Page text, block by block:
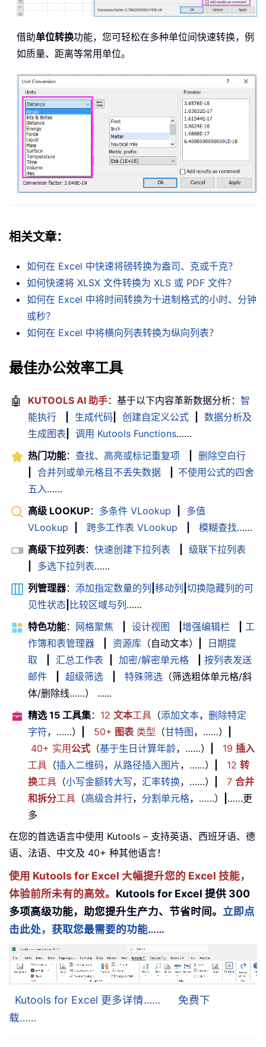
借助单位转换功能，您可轻松在多种单位间快速转换，例
如质量、距离等常用单位。
相关文章：
如何在 Excel 中快速将磅转换为盎司、克或千克？
如何快速将 XLSX 文件转换为 XLS 或 PDF 文件？
如何在 Excel 中将时间转换为十进制格式的小时、分钟
或秒？
如何在 Excel 中将横向列表转换为纵向列表？
最佳办公效率工具
🤖 KUTOOLS AI 助手：基于以下内容革新数据分析： 智
能执行
生成代码 创建自定义公式
数据分析及
生成图表
调用 Kutools Functions……
热门功能： 查找、高亮或标记重复项
删除空白行
合并列或单元格且不丢失数据
不使用公式的四舍
五入……
高级 LOOKUP： 多条件 VLookup
多值
VLookup
跨多工作表 VLookup 模糊查找……
高级下拉列表： 快速创建下拉列表
级联下拉列表
多选下拉列表……
列管理器： 添加指定数量的列 移动列 切换隐藏列的可
见性状态 比较区域与列 ……
特色功能： 网格聚焦 设计视图 增强编辑栏
工
作簿和表管理器
资源库 （自动文本）
日期提
取
汇总工作表 加密/解密单元格
按列表发送
邮件
超级筛选 特殊筛选 （筛选粗体单元格/斜
体/删除线……） ......
精选 15 工具集： 12 文本工具 （添加文本， 删除特定
字符，……） 50+ 图表类型 （甘特图 ，……）
40+ 实用公式 （基于生日计算年龄，……） 19 插入
工具 （插入二维码， 从路径插入图片，……） 12 转
换工具 （小写金额转大写， 汇率转换，……） 7 合并
和拆分工具 （高级合并行， 分割单元格，……）
……更
多
在您的首选语言中使用 Kutools – 支持英语、西班牙语、德
语、法语、中文及 40+ 种其他语言！
使用 Kutools for Excel 大幅提升您的 Excel 技能，
体验前所未有的高效。 Kutools for Excel 提供 300
多项高级功能，助您提升生产力、节省时间。 立即点
击此处，获取您最需要的功能……
Kutools for Excel 更多详情……
免费下
载……